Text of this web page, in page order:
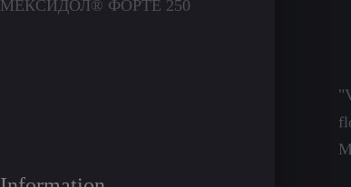
МЕКСИДОЛ® ФОРТЕ 250